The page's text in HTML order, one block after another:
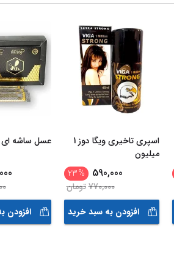
اسپری تاخیری ویگا دوز 1
میلیون
590,000
%
23
770,000تومان
افزودن به سبد خرید
عسل ساشه ای
افزودن